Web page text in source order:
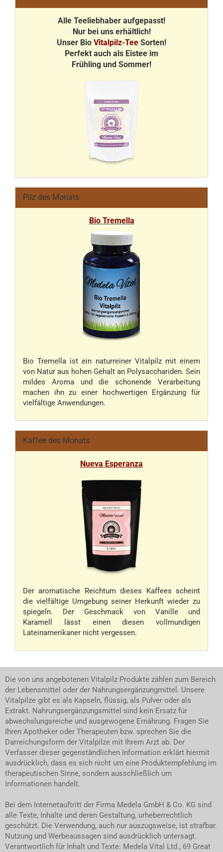
Alle Teeliebhaber aufgepasst!
Nur bei uns erhältlich!
Unser Bio Vitalpilz-Tee Sorten!
Perfekt auch als Eistee im
Frühling und Sommer!
Pilz des Monats
Bio Tremella
Bio Tremella ist ein naturreiner Vitalpilz mit einem
von Natur aus hohen Gehalt an Polysacchariden. Sein
mildes Aroma und die schonende Verarbeitung
machen ihn zu einer hochwertigen Ergänzung für
vielfältige Anwendungen.
Kaffee des Monats
Nueva Esperanza
Der aromatische Reichtum dieses Kaffees scheint
die vielfältige Umgebung seiner Herkunft wieder zu
spiegeln. Der Geschmack von Vanille und
Karamell lässt einen diesen vollmundigen
Lateinamerikaner nicht vergessen.
Die von uns angebotenen Vitalpilz Produkte zählen zum Bereich
der Lebensmittel oder der Nahrungsergänzungmittel. Unsere
Vitalpilze gibt es als Kapseln, flüssig, als Pulver oder als
Extrakt. Nahrungsergänzungsmittel sind kein Ersatz für
abwechslungsreiche und ausgewogene Ernährung. Fragen Sie
Ihren Apotheker oder Therapeuten bzw. sprechen Sie die
Darreichungsform der Vitalpilze mit Ihrem Arzt ab. Der
Verfasser dieser gegenständlichen Information erklärt hiermit
ausdrücklich, dass es sich nicht um eine Produktempfehlung im
therapeutischen Sinne, sondern ausschließlich um
Informationen handelt.
Bei dem Internetauftritt der Firma Medela GmbH & Co. KG sind
alle Texte, Inhalte und deren Gestaltung, urheberrechtlich
geschützt. Die Verwendung, auch nur auszugsweise, ist strafbar.
Nutzung und Werbeaussagen sind ausdrücklich untersagt.
Verantwortlich für Inhalt und Texte: Medela Vital Ltd., 69 Great